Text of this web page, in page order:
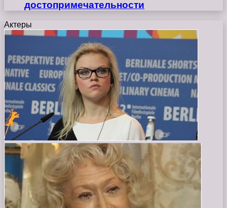
достопримечательности
Актеры